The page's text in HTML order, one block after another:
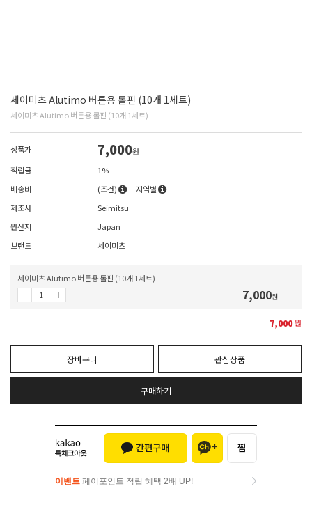
세이미츠 Alutimo 버튼용 롤핀 (10개 1세트)
세이미츠 Alutimo 버튼용 롤핀 (10개 1세트)
상품가 7,000원
적립금
1%
배송비
(조건)
지역별
제조사
Seimitsu
원산지
Japan
브랜드
세이미츠
세이미츠 Alutimo 버튼용 롤핀 (10개 1세트)
7,000원
7,000원
장바구니 관심상품
구매하기
이벤트 페이포인트 적립 혜택 2배 UP!